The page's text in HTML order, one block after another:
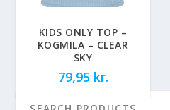
KIDS ONLY TOP –
KOGMILA – CLEAR
SKY
79,95 kr.